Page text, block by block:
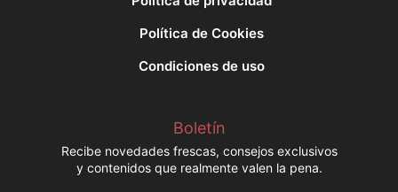
Política de Cookies
Condiciones de uso
Boletín
Recibe novedades frescas, consejos exclusivos
y contenidos que realmente valen la pena.